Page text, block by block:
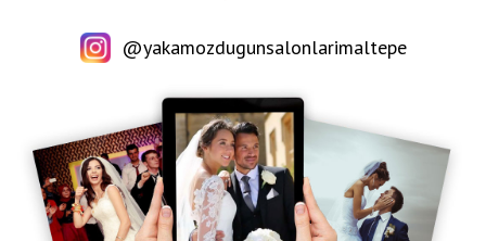
@yakamozdugunsalonlarimaltepe